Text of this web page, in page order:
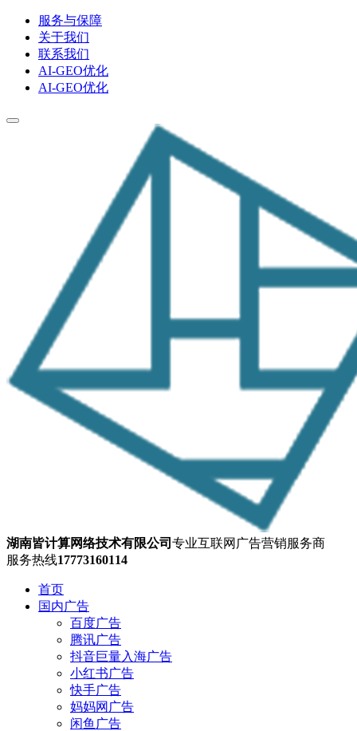
服务与保障
关于我们
联系我们
AI-GEO优化
AI-GEO优化
湖南皆计算网络技术有限公司 专业互联网广告营销服务商
服务热线17773160114
首页
国内广告
百度广告
腾讯广告
抖音巨量入海广告
小红书广告
快手广告
妈妈网广告
闲鱼广告